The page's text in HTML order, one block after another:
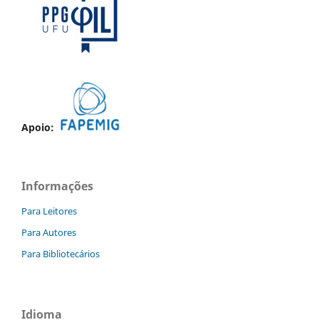
Apoio:
Informações
Para Leitores
Para Autores
Para Bibliotecários
Idioma